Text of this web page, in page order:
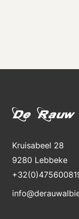
Kruisabeel 28
9280 Lebbeke